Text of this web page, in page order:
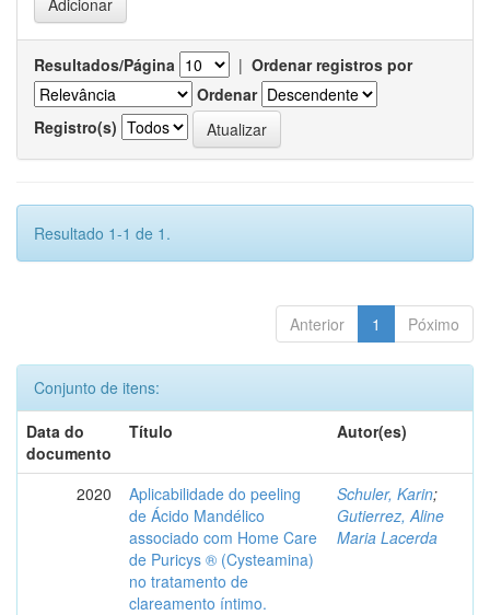
Resultados/Página | Ordenar registros por
Ordenar
Registro(s)
Resultado 1-1 de 1.
Anterior 1 Póximo
Conjunto de itens:
Data do
documento
Título Autor(es)
2020
Aplicabilidade do peeling
de Ácido Mandélico
associado com Home Care
de Puricys ® (Cysteamina)
no tratamento de
clareamento íntimo.
Schuler, Karin;
Gutierrez, Aline
Maria Lacerda